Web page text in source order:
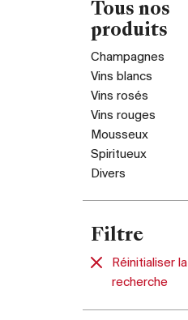
Tous nos
produits
Champagnes
Vins blancs
Vins rosés
Vins rouges
Mousseux
Spiritueux
Divers
Filtre
Réinitialiser la
recherche